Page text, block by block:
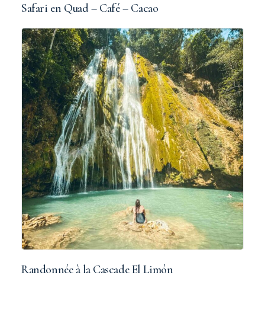
Safari en Quad – Café – Cacao
Randonnée à la Cascade El Limón